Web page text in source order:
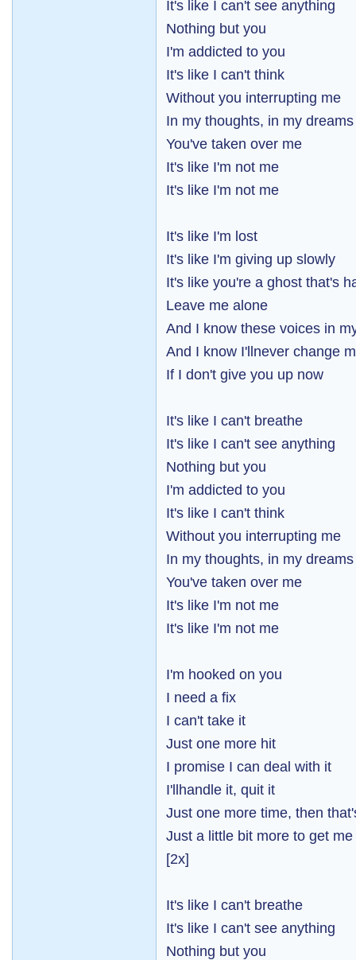
It's like I can't see anything
Nothing but you
I'm addicted to you
It's like I can't think
Without you interrupting me
In my thoughts, in my dreams
You've taken over me
It's like I'm not me
It's like I'm not me
It's like I'm lost
It's like I'm giving up slowly
It's like you're a ghost that's
Leave me alone
And I know these voices in
And I know I'llnever change
If I don't give you up now
It's like I can't breathe
It's like I can't see anything
Nothing but you
I'm addicted to you
It's like I can't think
Without you interrupting me
In my thoughts, in my dreams
You've taken over me
It's like I'm not me
It's like I'm not me
I'm hooked on you
I need a fix
I can't take it
Just one more hit
I promise I can deal with it
I'llhandle it, quit it
Just one more time, then
Just a little bit more to get
[2x]
It's like I can't breathe
It's like I can't see anything
Nothing but you